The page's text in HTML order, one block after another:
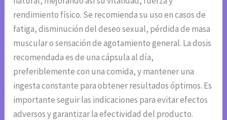
rendimiento físico. Se recomienda su uso en casos de
fatiga, disminución del deseo sexual, pérdida de masa
muscular o sensación de agotamiento general. La dosis
recomendada es de una cápsula al día,
preferiblemente con una comida, y mantener una
ingesta constante para obtener resultados óptimos. Es
importante seguir las indicaciones para evitar efectos
adversos y garantizar la efectividad del producto.